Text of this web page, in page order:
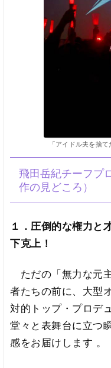
「アイドル夫を捨
飛田岳紀チーフプ
作の見どころ）
１．圧倒的な権力と
下克上！
ただの「無力な元
者たちの前に、大型
対的トップ・プロデ
堂々と表舞台に立つ
感をお届けします 。